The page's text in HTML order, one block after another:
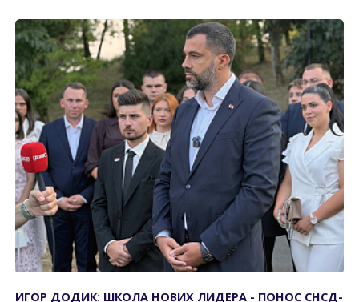
ИГОР ДОДИК: ШКОЛА НОВИХ ЛИДЕРА - ПОНОС СНСД-